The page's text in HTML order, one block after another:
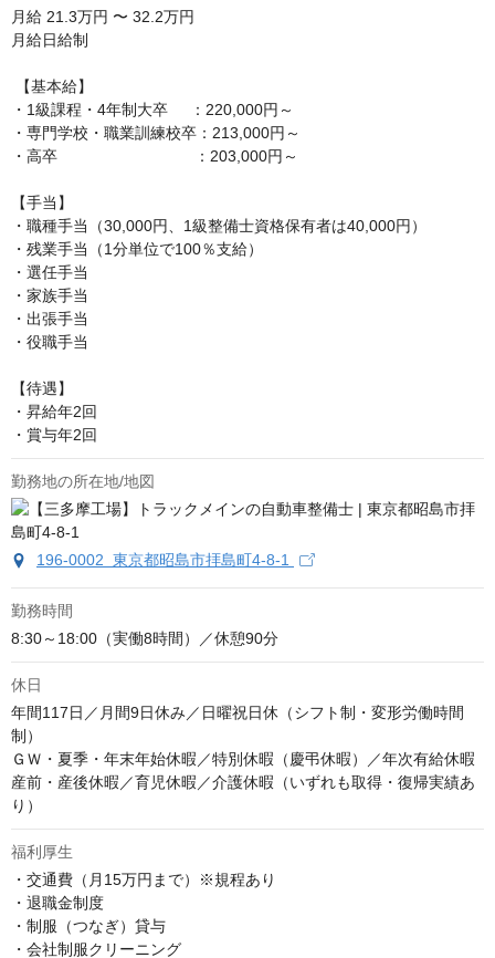
月給 21.3万円 〜 32.2万円
月給日給制
・1級課程・4年制大卒     ：220,000円～
・専門学校・職業訓練校卒：213,000円～
・高卒　　　　　　　　   ：203,000円～
【手当】
・職種手当（30,000円、1級整備士資格保有者は40,000円）
・残業手当（1分単位で100％支給）
・選任手当
・家族手当
・出張手当
・役職手当
【待遇】
・昇給年2回
・賞与年2回
勤務地の所在地/地図
196-0002 東京都昭島市拝島町4-8-1
勤務時間
8:30～18:00（実働8時間）／休憩90分
休日
年間117日／月間9日休み／日曜祝日休（シフト制・変形労働時間
制）
ＧＷ・夏季・年末年始休暇／特別休暇（慶弔休暇）／年次有給休暇
産前・産後休暇／育児休暇／介護休暇（いずれも取得・復帰実績あ
り）
福利厚生
・交通費（月15万円まで）※規程あり
・退職金制度
・制服（つなぎ）貸与
・会社制服クリーニング